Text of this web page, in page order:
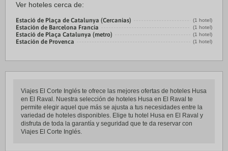
Ver hoteles cerca de:
Estació de Plaça de Catalunya (Cercanias) (1 hotel)
Estación de Barcelona Francia (1 hotel)
Estació de Plaça Catalunya (metro) (1 hotel)
Estación de Provenca (1 hotel)
Viajes El Corte Inglés te ofrece las mejores ofertas de hoteles Husa
en El Raval. Nuestra selección de hoteles Husa en El Raval te
permite elegir aquel que más se ajusta a tus necesidades entre la
variedad de hoteles disponibles. Elige tu hotel Husa en El Raval y
disfruta de toda la garantía y seguridad que te da reservar con
Viajes El Corte Inglés.